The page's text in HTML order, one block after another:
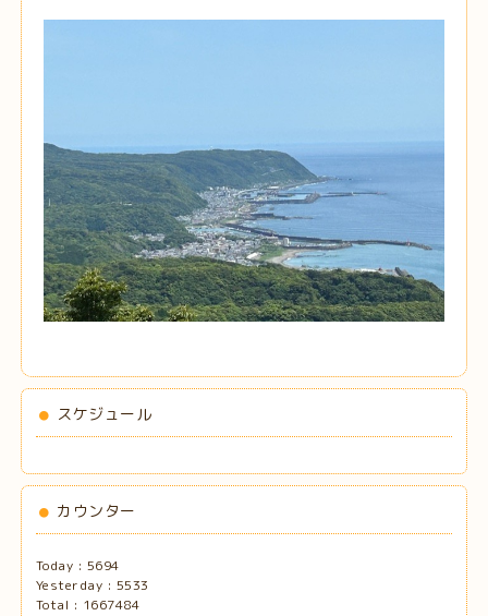
スケジュール
カウンター
Today : 5694
Yesterday : 5533
Total : 1667484